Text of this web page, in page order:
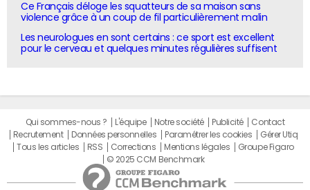
Ce Français déloge les squatteurs de sa maison sans
violence grâce à un coup de fil particulièrement malin
Les neurologues en sont certains : ce sport est excellent
pour le cerveau et quelques minutes régulières suffisent
Qui sommes-nous ? L'équipe Notre société Publicité
Contact
Recrutement
Données personnelles Paramétrer les cookies
Gérer Utiq
Tous les articles
RSS Corrections Mentions légales
Groupe Figaro
© 2025 CCM Benchmark